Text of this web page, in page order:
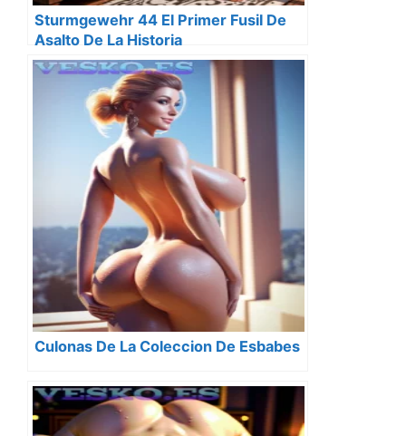
Sturmgewehr 44 El Primer Fusil De
Asalto De La Historia
Culonas De La Coleccion De Esbabes